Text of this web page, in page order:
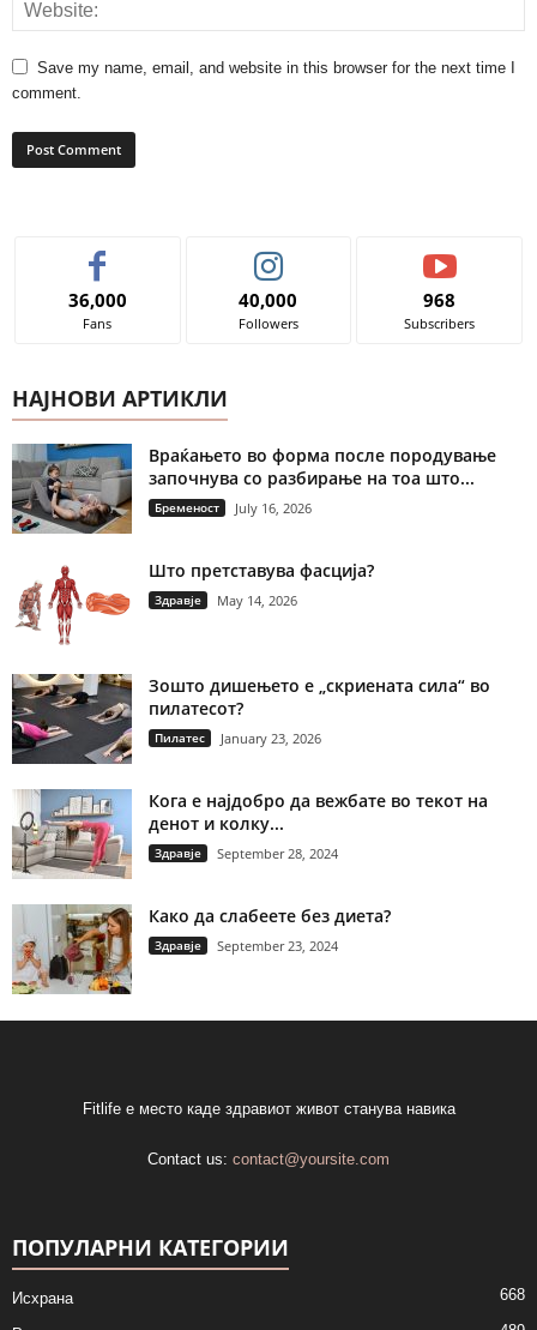
Save my name, email, and website in this browser for the next time I
comment.
36,000
Fans
40,000
Followers
968
Subscribers
НАЈНОВИ АРТИКЛИ
Враќањето во форма после породување
започнува со разбирање на тоа што...
Бременост July 16, 2026
Што претставува фасција?
Здравје May 14, 2026
Зошто дишењето е „скриената сила“ во
пилатесот?
Пилатес January 23, 2026
Кога е најдобро да вежбате во текот на
денот и колку...
Здравје September 28, 2024
Како да слабеете без диета?
Здравје September 23, 2024
Fitlife е место каде здравиот живот станува навика
Contact us: contact@yoursite.com
ПОПУЛАРНИ КАТЕГОРИИ
Исхрана 668